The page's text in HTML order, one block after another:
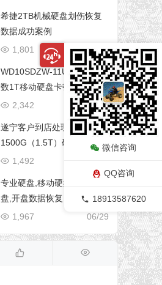
希捷2TB机械硬盘划伤恢复
数据成功案例
04/05
1,801
WD10SDZW-11UMGS0西
数1T移动硬盘卡顿、无法复
制、有坏道数据恢复
06/29
2,342
遂宁客户到店处理09年希捷
1500G（1.5T）硬盘数据完
整恢复
1,492
专业硬盘,移动硬盘,服务器硬
盘,开盘数据恢复 开盘数据恢
复
06/29
1,967
微信咨询
QQ咨询
18913587620